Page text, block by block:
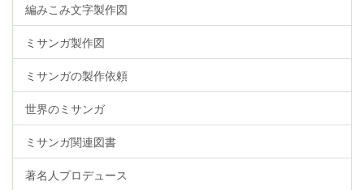
編みこみ文字製作図
ミサンガ製作図
ミサンガの製作依頼
世界のミサンガ
ミサンガ関連図書
著名人プロデュース